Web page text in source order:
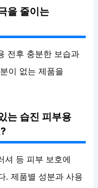
을 줄이는
전후 충분한 보습과
이 없는 제품을
는 습진 피부용
셔 등 피부 보호에
. 제품별 성분과 사용